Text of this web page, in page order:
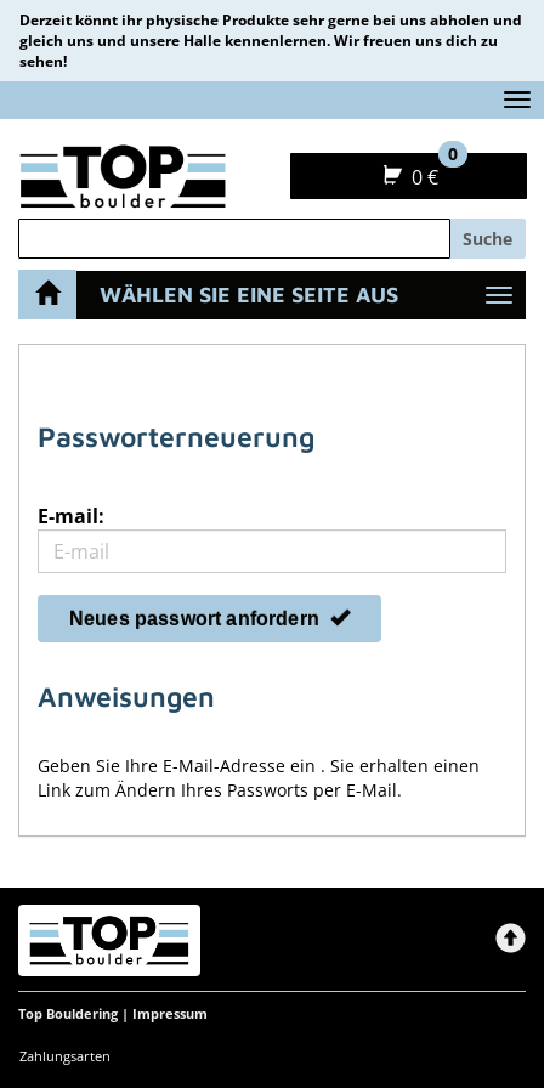
Derzeit könnt ihr physische Produkte sehr gerne bei uns abholen und
gleich uns und unsere Halle kennenlernen. Wir freuen uns dich zu
sehen!
0 €
0
Suche
WÄHLEN SIE EINE SEITE AUS
Passworterneuerung
E-mail:
Neues passwort anfordern
Anweisungen
Geben Sie Ihre E-Mail-Adresse ein . Sie erhalten einen
Link zum Ändern Ihres Passworts per E-Mail.
Top Bouldering | Impressum
Zahlungsarten